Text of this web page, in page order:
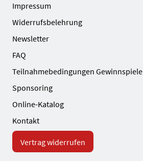
Impressum
Widerrufsbelehrung
Newsletter
FAQ
Teilnahmebedingungen Gewinnspiele
Sponsoring
Online-Katalog
Kontakt
Vertrag widerrufen